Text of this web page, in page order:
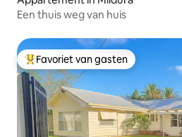
Een thuis weg van huis
Topfavoriet van gasten
Favoriet van gasten